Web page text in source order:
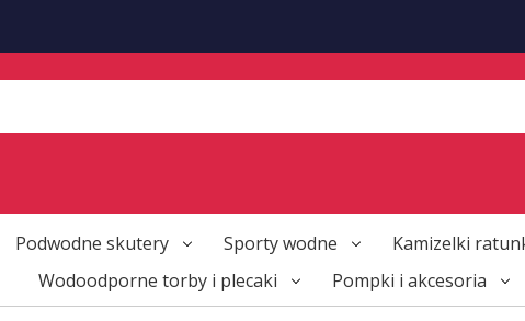
Podwodne skutery Sporty wodne Kamizelki
Wodoodporne torby i plecaki
Pompki i akcesoria